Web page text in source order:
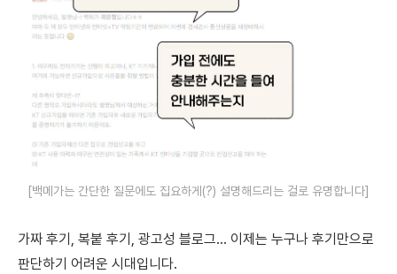
[백메가는 간단한 질문에도 집요하게(?) 설명해드리는 걸로 유명합니다]
가짜 후기, 복붙 후기, 광고성 블로그... 이제는 누구나 후기만으로
판단하기 어려운 시대 입니다.